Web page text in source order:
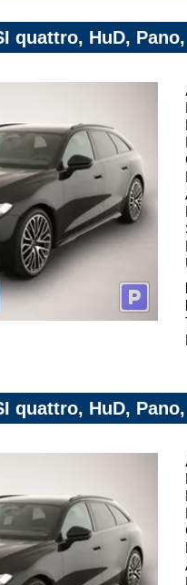
quattro, HuD,
quattro, HuD,